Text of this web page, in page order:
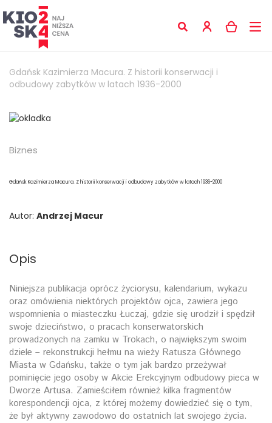
Gdańsk Kazimierza Macura. Z historii konserwacji i
odbudowy zabytków w latach 1936-2000
Biznes
Gdańsk Kazimierza Macura. Z historii konserwacji i odbudowy zabytków w latach 1936-2000
Autor: Andrzej Macur
Opis
Niniejsza publikacja oprócz życiorysu, kalendarium, wykazu
oraz omówienia niektórych projektów ojca, zawiera jego
wspomnienia o miasteczku Łuczaj, gdzie się urodził i spędził
swoje dzieciństwo, o pracach konserwatorskich
prowadzonych na zamku w Trokach, o największym swoim
dziele – rekonstrukcji hełmu na wieży Ratusza Głównego
Miasta w Gdańsku, także o tym jak bardzo przeżywał
pominięcie jego osoby w Akcie Erekcyjnym odbudowy pieca w
Dworze Artusa. Zamieściłem również kilka fragmentów
korespondencji ojca, z której możemy dowiedzieć się o tym,
że był aktywny zawodowo do ostatnich lat swojego życia.